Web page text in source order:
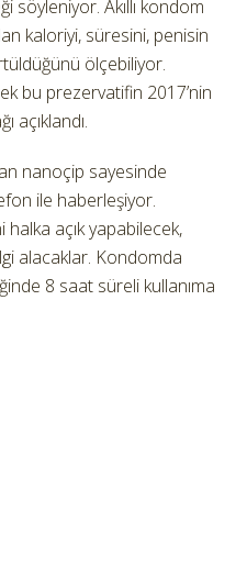
söyleniyor. Akıllı kondom
kaloriyi, süresini, penisin
ölçebiliyor.
bu prezervatifin 2017’nin
açıklandı.
nanoçip sayesinde
ile haberleşiyor.
halka açık yapabilecek,
alacaklar. Kondomda
8 saat süreli kullanıma